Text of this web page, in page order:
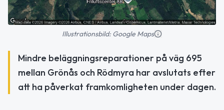
Illustrationsbild: Google Maps
Mindre beläggningsreparationer på väg 695
mellan Grönås och Rödmyra har avslutats efter
att ha påverkat framkomligheten under dagen.